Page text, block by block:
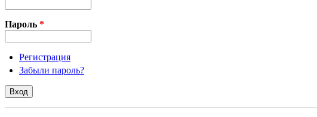
Пароль *
Регистрация
Забыли пароль?